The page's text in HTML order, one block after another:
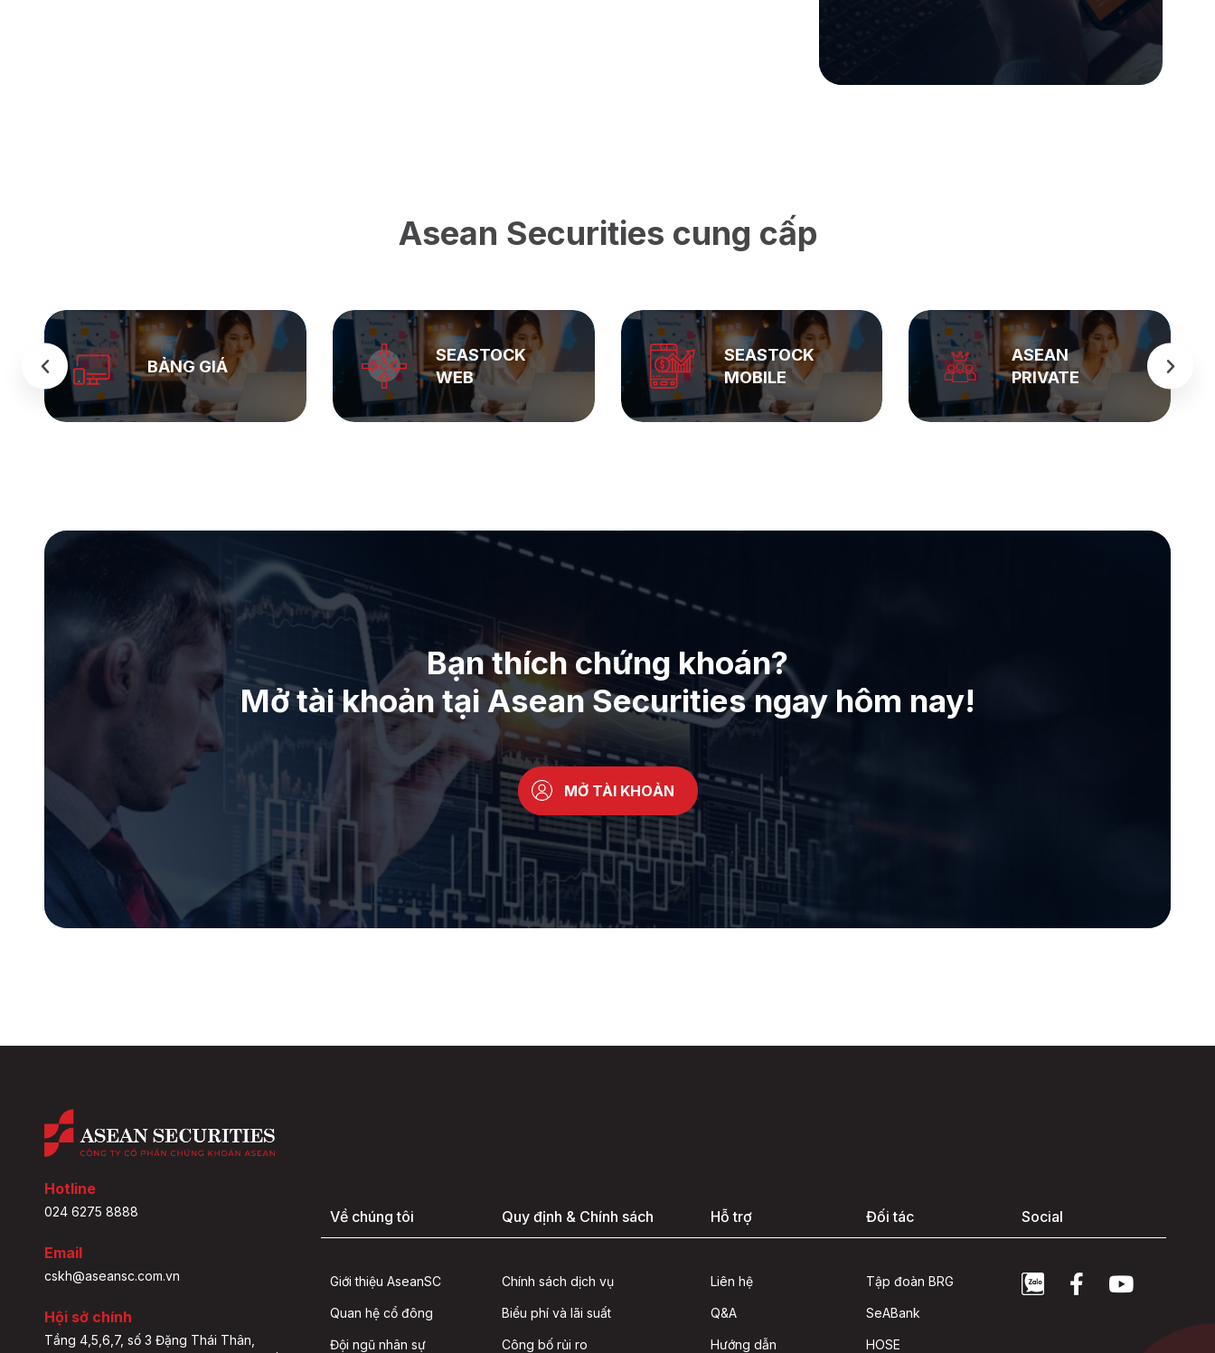
Asean Securities cung cấp
SEASTOCK
WEB
SEASTOCK
MOBILE
ASEAN
PRIVATE
BẢNG GIÁ
Bạn thích chứng khoán?
Mở tài khoản tại Asean Securities ngay hôm nay!
MỞ TÀI KHOẢN
Hotline
024 6275 8888
Email
cskh@aseansc.com.vn
Hội sở chính
Tầng 4,5,6,7, số 3 Đặng Thái Thân,
Về chúng tôi
Giới thiệu AseanSC
Quan hệ cổ đông
Đội ngũ nhân sự
Quy định & Chính sách
Chính sách dịch vụ
Biểu phí và lãi suất
Công bố rủi ro
Hỗ trợ
Liên hệ
Q&A
Hướng dẫn
Đối tác
Tập đoàn BRG
SeABank
HOSE
Social